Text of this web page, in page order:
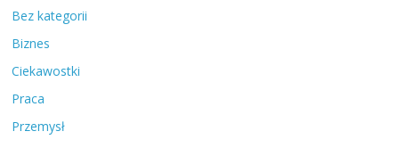
Bez kategorii
Biznes
Ciekawostki
Praca
Przemysł